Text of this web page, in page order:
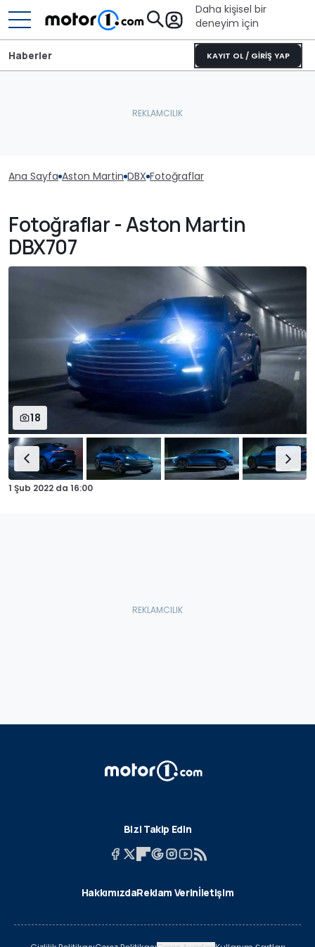
Daha kişisel bir
deneyim için
KAYIT OL / GİRİŞ YAP
Haberler
Ana Sayfa Aston Martin DBX Fotoğraflar
Fotoğraflar - Aston Martin
DBX707
18
1 Şub 2022 da 16:00
Bizi Takip Edin
HakkımızdaReklam Verinİletişim